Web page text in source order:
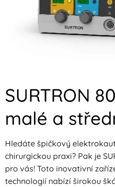
SURTRON
malé a
Hledáte špičkový
chirurgickou praxi? Pak je
pro vás! Toto inovativní
technologií nabízí širokou